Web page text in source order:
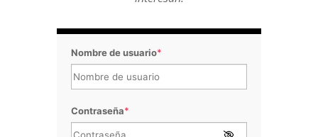
Nombre de usuario*
Contraseña*